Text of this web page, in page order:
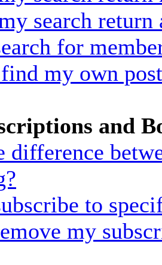
search return
for
my own
and
difference
to
my